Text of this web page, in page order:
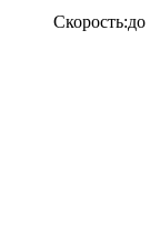
Скорость:до